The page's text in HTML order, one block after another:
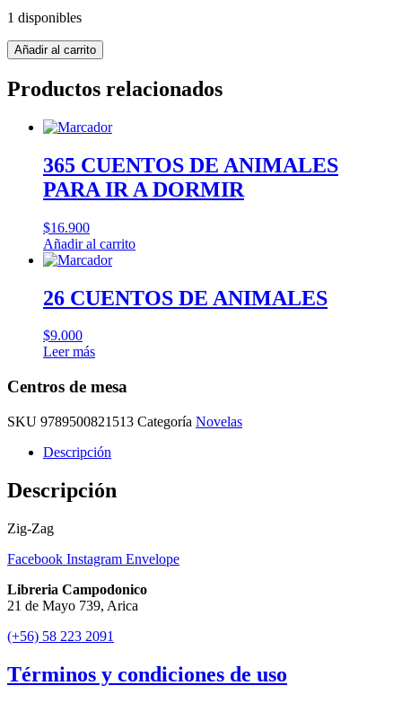
1 disponibles
Centros
de
mesa
cantidad
Añadir al carrito
Productos relacionados
365 CUENTOS DE ANIMALES
PARA IR A DORMIR
$16.900
Añadir al carrito
26 CUENTOS DE ANIMALES
$9.000
Leer más
Centros de mesa
SKU 9789500821513 Categoría Novelas
Descripción
Descripción
Zig-Zag
Facebook Instagram Envelope
Libreria Campodonico
21 de Mayo 739, Arica
(+56) 58 223 2091
Términos y condiciones de uso